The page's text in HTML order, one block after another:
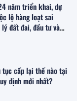
năm triển khai, dự
lộ hàng loạt sai
đất đai, đầu tư và
tục cấp lại thế nào tại
định mới nhất?